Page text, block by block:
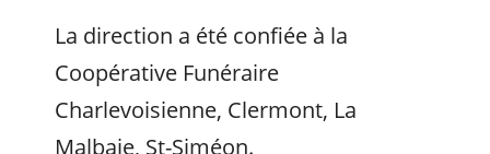
La direction a été confiée à la
Coopérative Funéraire
Charlevoisienne, Clermont, La
Malbaie, St-Siméon.